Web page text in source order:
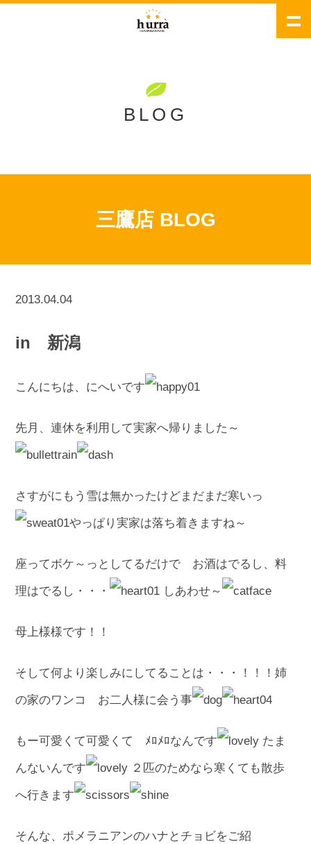
BLOG
三鷹店 BLOG
2013.04.04
in 新潟
こんにちは、にへいです
先月、連休を利用して実家へ帰りました～
さすがにもう雪は無かったけどまだまだ寒いっ
やっぱり実家は落ち着きますね～
座ってボケ～っとしてるだけで お酒はでるし、料
理はでるし・・・ しあわせ～
母上様様です！！
そして何より楽しみにしてることは・・・！！！姉
の家のワンコ お二人様に会う事
もー可愛くて可愛くて ﾒﾛﾒﾛなんです たま
んないんです ２匹のためなら寒くても散歩
へ行きます
そんな、ポメラニアンのハナとチョビをご紹